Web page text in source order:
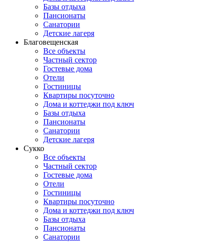
Базы отдыха
Пансионаты
Санатории
Детские лагеря
Благовещенская
Все объекты
Частный сектор
Гостевые дома
Отели
Гостиницы
Квартиры посуточно
Дома и коттеджи под ключ
Базы отдыха
Пансионаты
Санатории
Детские лагеря
Сукко
Все объекты
Частный сектор
Гостевые дома
Отели
Гостиницы
Квартиры посуточно
Дома и коттеджи под ключ
Базы отдыха
Пансионаты
Санатории